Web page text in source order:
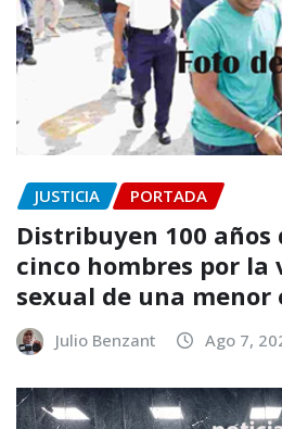
JUSTICIA PORTADA
Distribuyen 100 años
cinco hombres por la
sexual de una menor
Julio Benzant Ago 7,